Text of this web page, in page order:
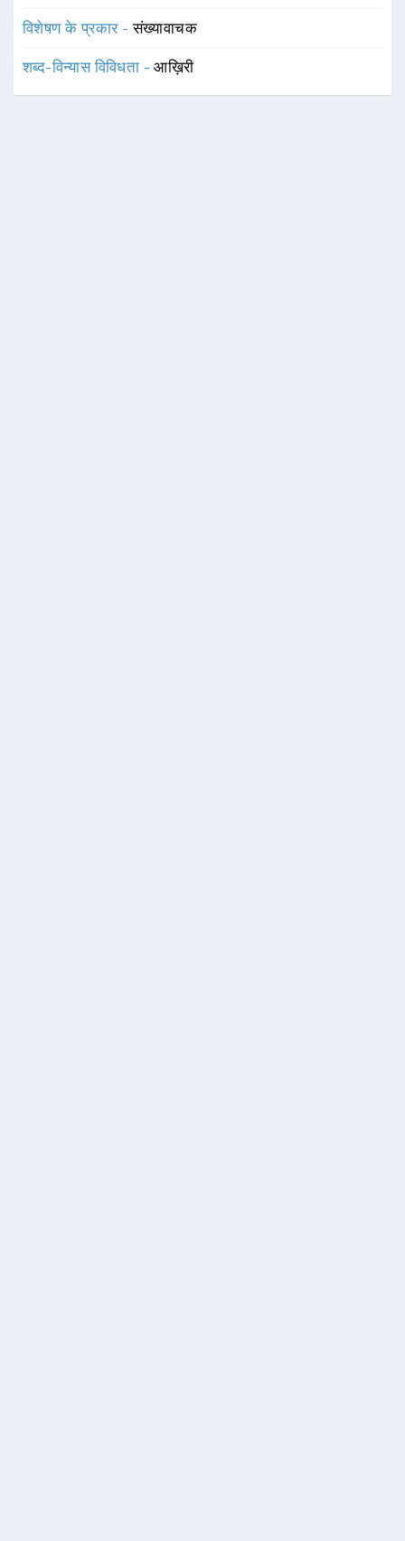
विशेषण के प्रकार -संख्यावाचक
शब्द-विन्यास विविधता -आख़िरी